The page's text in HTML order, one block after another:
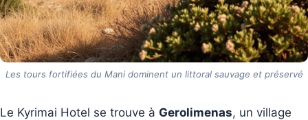
Les tours fortifiées du Mani dominent un littoral sauvage et préservé
Le Kyrimai Hotel se trouve à Gerolimenas, un village